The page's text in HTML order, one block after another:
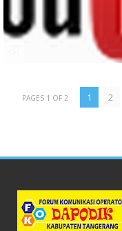
PAGES 1 OF 2 1 2